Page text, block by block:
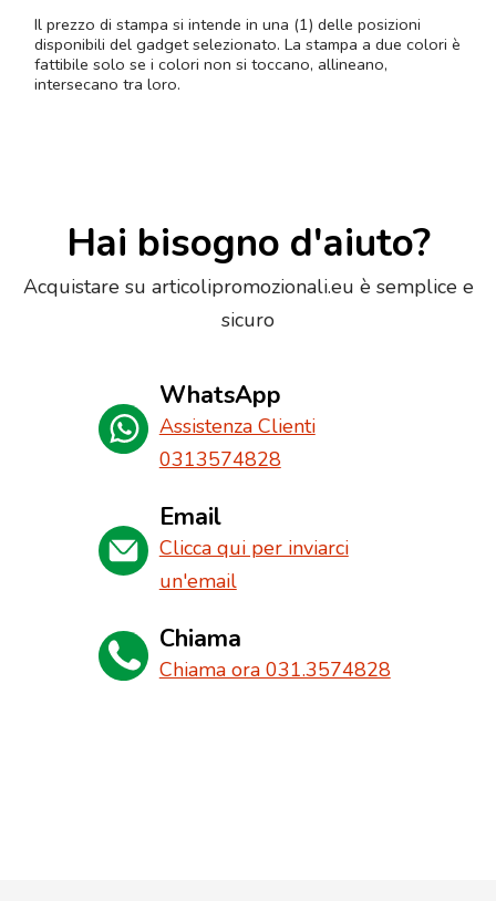
Il prezzo di stampa si intende in una (1) delle posizioni
disponibili del gadget selezionato. La stampa a due colori è
fattibile solo se i colori non si toccano, allineano,
intersecano tra loro.
Hai bisogno d'aiuto?
Acquistare su articolipromozionali.eu è semplice e
sicuro
WhatsApp
Assistenza Clienti
0313574828
Email
Clicca qui per inviarci
un'email
Chiama
Chiama ora 031.3574828